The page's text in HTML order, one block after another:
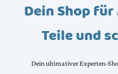
Dein Shop
Teile und
Dein ultimativer Experten-